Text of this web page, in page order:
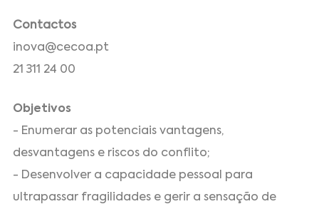
Contactos
inova@cecoa.pt
21 311 24 00
Objetivos
- Enumerar as potenciais vantagens,
desvantagens e riscos do conflito;
- Desenvolver a capacidade pessoal para
ultrapassar fragilidades e gerir a sensação de